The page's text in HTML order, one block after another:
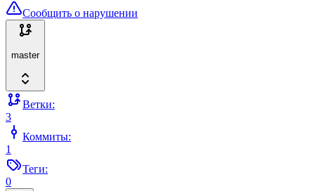
Сообщить о нарушении
master
Ветки:
3
Коммиты:
1
Теги:
0